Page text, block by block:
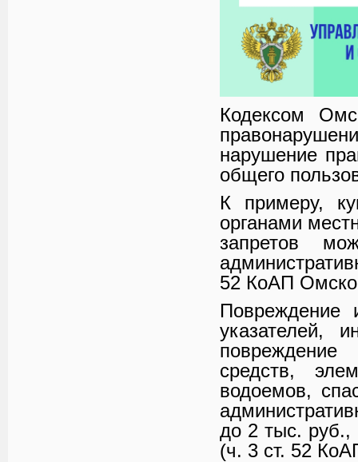
Кодексом
нарушение
общего
К примеру,
органами
запретов
52 КоАП
Повреждение
указателей,
средств,
водоемов,
до 2 тыс. руб.,
(ч. 3 ст. 52